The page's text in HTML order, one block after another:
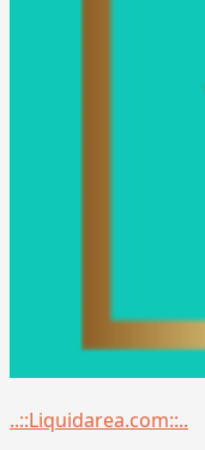
Menu
..::Liquidarea.com::..